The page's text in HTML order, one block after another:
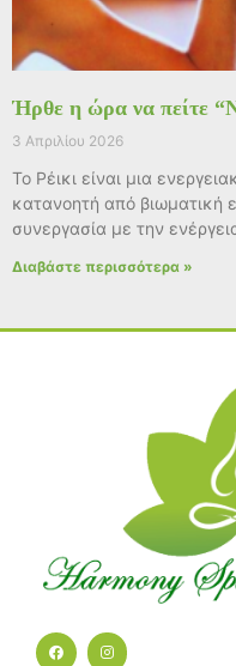
Ήρθε η ώρα να πείτε
3 Απριλίου 2026
Το Ρέικι είναι μια
κατανοητή από βιωματική
συνεργασία με την
Διαβάστε περισσότερα »
F
a
I
n